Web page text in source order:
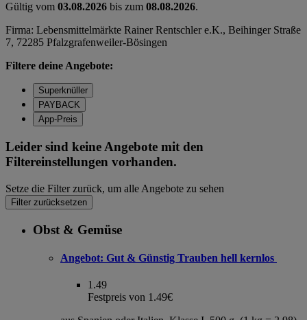
Gültig vom 03.08.2026 bis zum 08.08.2026.
Firma: Lebensmittelmärkte Rainer Rentschler e.K., Beihinger Straße
7, 72285 Pfalzgrafenweiler-Bösingen
Filtere deine Angebote:
Superknüller
PAYBACK
App-Preis
Leider sind keine Angebote mit den
Filtereinstellungen vorhanden.
Setze die Filter zurück, um alle Angebote zu sehen
Filter zurücksetzen
Obst & Gemüse
Angebot: Gut & Günstig Trauben hell kernlos
1.49
Festpreis von 1.49€